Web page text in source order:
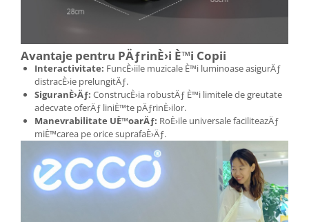
Avantaje pentru PÄƒrinÈ›i È™i Copii
Interactivitate: FuncÈ›iile muzicale È™i luminoase asigurÄƒ
distracÈ›ie prelungitÄƒ.
SiguranÈ›Äƒ: ConstrucÈ›ia robustÄƒ È™i limitele de greutate
adecvate oferÄƒ liniÈ™te pÄƒrinÈ›ilor.
Manevrabilitate UÈ™oarÄƒ: RoÈ›ile universale faciliteazÄƒ
miÈ™carea pe orice suprafaÈ›Äƒ.